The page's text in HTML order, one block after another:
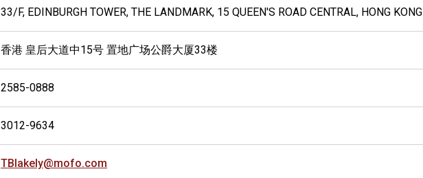
33/F, EDINBURGH TOWER, THE LANDMARK, 15 QUEEN'S ROAD CENTRAL, HONG KONG
香港 皇后大道中15号 置地广场公爵大厦33楼
2585-0888
3012-9634
TBlakely@mofo.com